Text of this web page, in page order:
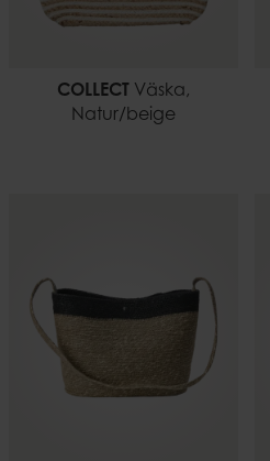
COLLECT
Väska,
Natur/beige